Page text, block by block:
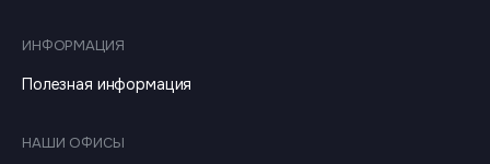
ИНФОРМАЦИЯ
Полезная информация
НАШИ ОФИСЫ